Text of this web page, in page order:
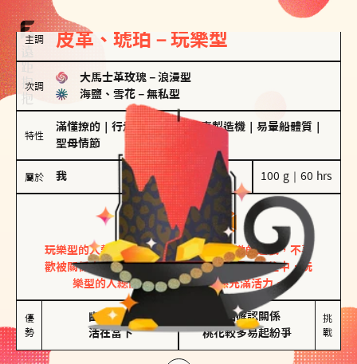
主調 皮革、琥珀－玩樂型
次調
大馬士革玫瑰 － 浪漫型
海鹽、雪花 － 無私型
特性
滿懂撩的 行走的發電機｜ 驚喜製造機 易暈船體質
聖母情節
屬於 我 100 g｜60 hrs
玩樂型
皮革、琥珀
玩樂型的人熱情洋溢，視戀愛為一場刺激的遊戲，不喜
歡被關係中的限制綑綁。無論是約會中還是交往中，玩
樂型的人總能帶來樂趣，讓關係充滿活力。
優
勢
幽默風趣
活在當下
害怕確認關係
桃花較多易起紛爭
挑
戰